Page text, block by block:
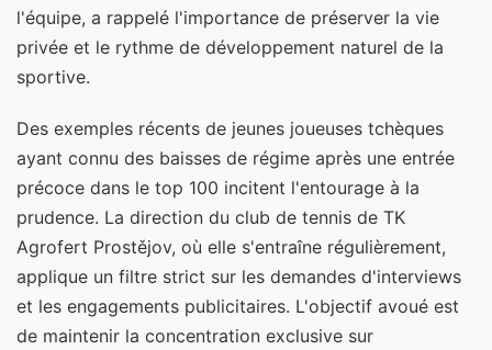
l'équipe, a rappelé l'importance de préserver la vie
privée et le rythme de développement naturel de la
sportive.
Des exemples récents de jeunes joueuses tchèques
ayant connu des baisses de régime après une entrée
précoce dans le top 100 incitent l'entourage à la
prudence. La direction du club de tennis de TK
Agrofert Prostějov, où elle s'entraîne régulièrement,
applique un filtre strict sur les demandes d'interviews
et les engagements publicitaires. L'objectif avoué est
de maintenir la concentration exclusive sur